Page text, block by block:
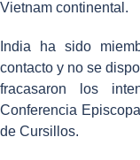
Vietnam continental.
India ha sido
contacto y no se
fracasaron los
Conferencia
de Cursillos.